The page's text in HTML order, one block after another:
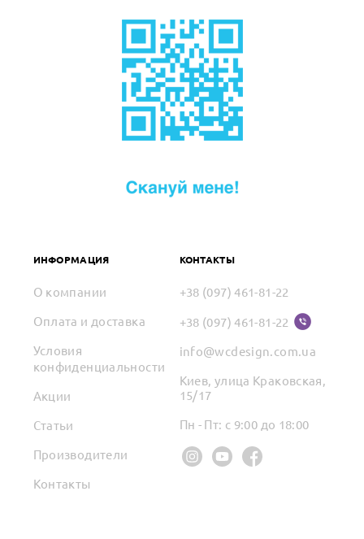
ИНФОРМАЦИЯ
О компании
Оплата и доставка
Условия
конфиденциальности
Акции
Статьи
Производители
Контакты
КОНТАКТЫ
+38 (097) 461-81-22
+38 (097) 461-81-22
info@wcdesign.com.ua
Киев, улица Краковская,
15/17
Пн - Пт: с 9:00 до 18:00